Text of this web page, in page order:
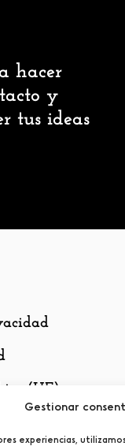
Gestionar
experiencias,
hacer
y
tus ideas
(UE)